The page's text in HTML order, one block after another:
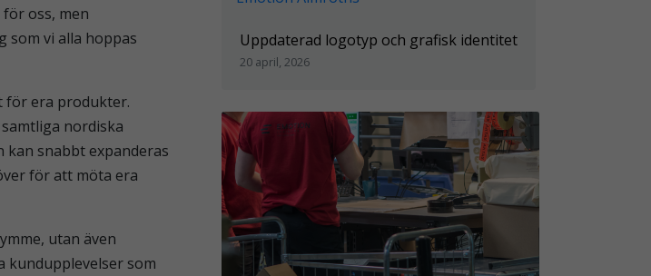
oss, men
som vi alla hoppas
för era produkter.
nordiska
kan snabbt expanderas
för att möta era
utan även
kundupplevelser som
Uppdaterad logotyp och grafisk identitet
20 april, 2026